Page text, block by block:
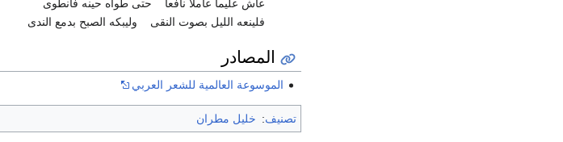
عاش عليماً عاملاً نافعاً
حتى طواه حينه فانطوى
فلينعه الليل بصوت النقى
وليبكه الصبح بدمع الندى
المصادر
الموسوعة العالمية للشعر العربي
تصنيف: خليل مطران